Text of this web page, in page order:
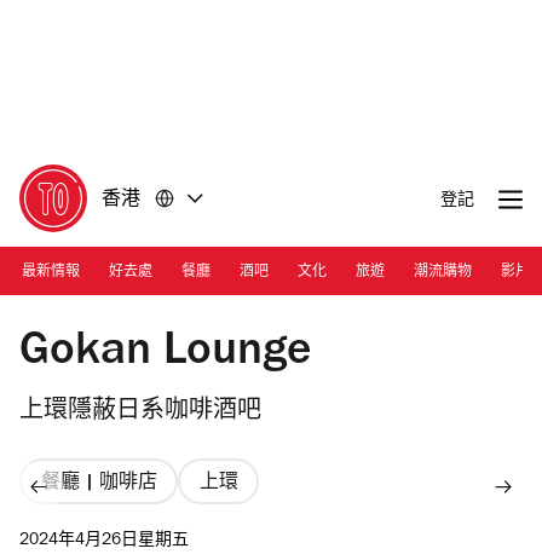
香港 登記
最新情報 好去處 餐廳 酒吧 文化 旅遊 潮流購物 影片
Photograph: Ann Chiu
Gokan Lounge
上環隱蔽日系咖啡酒吧
餐廳 | 咖啡店 上環
2024年4月26日星期五